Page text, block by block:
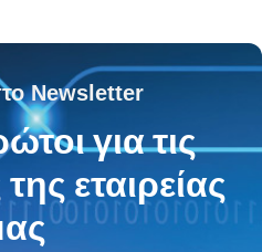
Newsletter
για τις
εταιρείας